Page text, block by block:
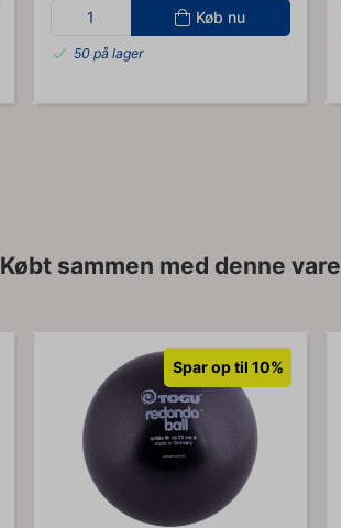
Køb nu
50 på lager
Købt sammen med denne vare
Spar op til 10%